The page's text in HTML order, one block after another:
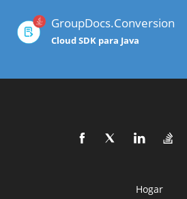
GroupDocs.Conversion
Cloud SDK para Java
Hogar